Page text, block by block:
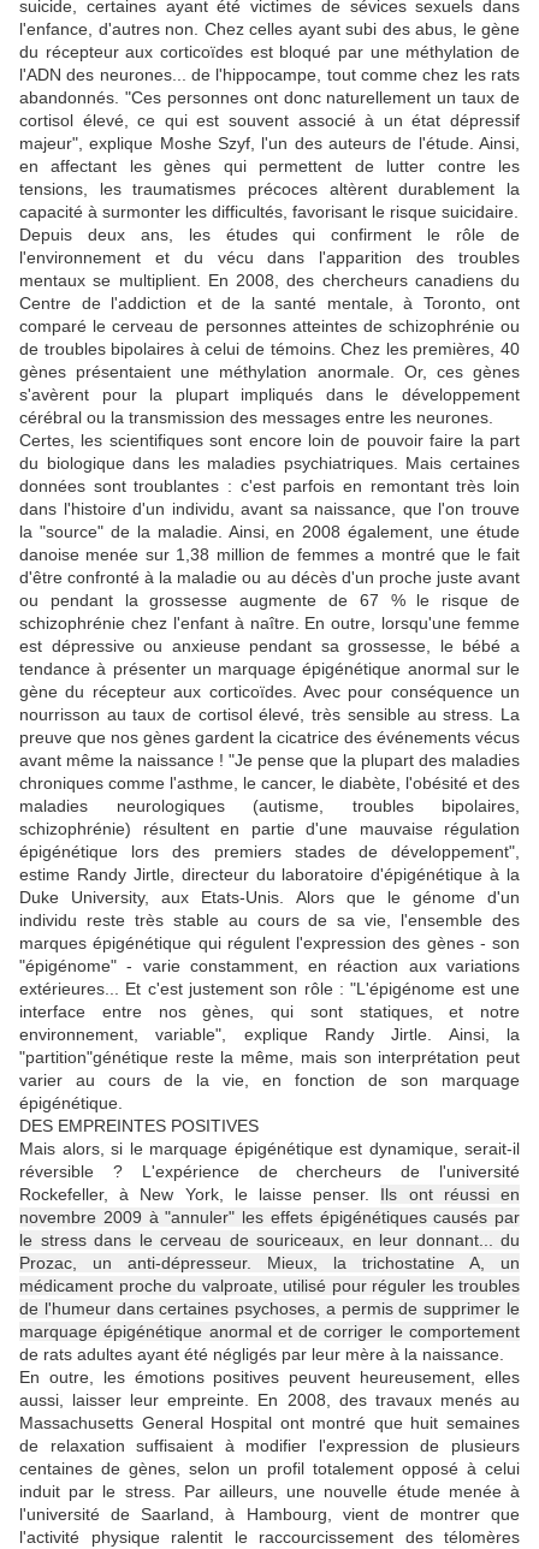
suicide, certaines ayant été victimes de sévices sexuels dans
l'enfance, d'autres non. Chez celles ayant subi des abus, le gène
du récepteur aux corticoïdes est bloqué par une méthylation de
l'ADN des neurones... de l'hippocampe, tout comme chez les rats
abandonnés. "Ces personnes ont donc naturellement un taux de
cortisol élevé, ce qui est souvent associé à un état dépressif
majeur", explique Moshe Szyf, l'un des auteurs de l'étude. Ainsi,
en affectant les gènes qui permettent de lutter contre les
tensions, les traumatismes précoces altèrent durablement la
capacité à surmonter les difficultés, favorisant le risque suicidaire.
Depuis deux ans, les études qui confirment le rôle de
l'environnement et du vécu dans l'apparition des troubles
mentaux se multiplient. En 2008, des chercheurs canadiens du
Centre de l'addiction et de la santé mentale, à Toronto, ont
comparé le cerveau de personnes atteintes de schizophrénie ou
de troubles bipolaires à celui de témoins. Chez les premières, 40
gènes présentaient une méthylation anormale. Or, ces gènes
s'avèrent pour la plupart impliqués dans le développement
cérébral ou la transmission des messages entre les neurones.
Certes, les scientifiques sont encore loin de pouvoir faire la part
du biologique dans les maladies psychiatriques. Mais certaines
données sont troublantes : c'est parfois en remontant très loin
dans l'histoire d'un individu, avant sa naissance, que l'on trouve
la "source" de la maladie. Ainsi, en 2008 également, une étude
danoise menée sur 1,38 million de femmes a montré que le fait
d'être confronté à la maladie ou au décès d'un proche juste avant
ou pendant la grossesse augmente de 67 % le risque de
schizophrénie chez l'enfant à naître. En outre, lorsqu'une femme
est dépressive ou anxieuse pendant sa grossesse, le bébé a
tendance à présenter un marquage épigénétique anormal sur le
gène du récepteur aux corticoïdes. Avec pour conséquence un
nourrisson au taux de cortisol élevé, très sensible au stress. La
preuve que nos gènes gardent la cicatrice des événements vécus
avant même la naissance ! "Je pense que la plupart des maladies
chroniques comme l'asthme, le cancer, le diabète, l'obésité et des
maladies neurologiques (autisme, troubles bipolaires,
schizophrénie) résultent en partie d'une mauvaise régulation
épigénétique lors des premiers stades de développement",
estime Randy Jirtle, directeur du laboratoire d'épigénétique à la
Duke University, aux Etats-Unis. Alors que le génome d'un
individu reste très stable au cours de sa vie, l'ensemble des
marques épigénétique qui régulent l'expression des gènes - son
"épigénome" - varie constamment, en réaction aux variations
extérieures... Et c'est justement son rôle : "L'épigénome est une
interface entre nos gènes, qui sont statiques, et notre
environnement, variable", explique Randy Jirtle. Ainsi, la
"partition"génétique reste la même, mais son interprétation peut
varier au cours de la vie, en fonction de son marquage
épigénétique.
DES EMPREINTES POSITIVES
Mais alors, si le marquage épigénétique est dynamique, serait-il
réversible ? L'expérience de chercheurs de l'université
Rockefeller, à New York, le laisse penser. Ils ont réussi en
novembre 2009 à "annuler" les effets épigénétiques causés par
le stress dans le cerveau de souriceaux, en leur donnant... du
Prozac, un anti-dépresseur. Mieux, la trichostatine A, un
médicament proche du valproate, utilisé pour réguler les troubles
de l'humeur dans certaines psychoses, a permis de supprimer le
marquage épigénétique anormal et de corriger le comportement
de rats adultes ayant été négligés par leur mère à la naissance.
En outre, les émotions positives peuvent heureusement, elles
aussi, laisser leur empreinte. En 2008, des travaux menés au
Massachusetts General Hospital ont montré que huit semaines
de relaxation suffisaient à modifier l'expression de plusieurs
centaines de gènes, selon un profil totalement opposé à celui
induit par le stress. Par ailleurs, une nouvelle étude menée à
l'université de Saarland, à Hambourg, vient de montrer que
l'activité physique ralentit le raccourcissement des télomères